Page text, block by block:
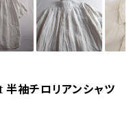
袖チロリアンシャツ